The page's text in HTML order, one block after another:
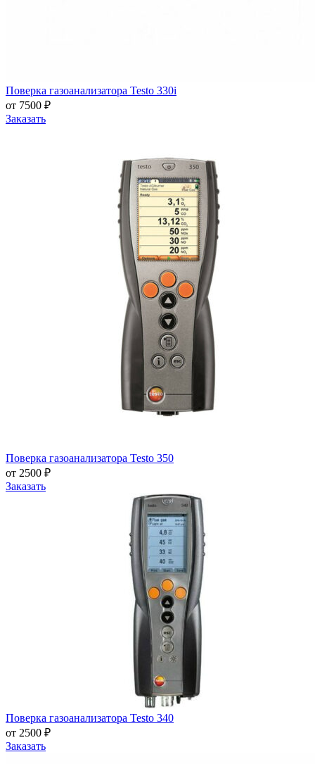
Поверка газоанализатора Testo 330i
от 7500 ₽
Заказать
Поверка газоанализатора Testo 350
от 2500 ₽
Заказать
Поверка газоанализатора Testo 340
от 2500 ₽
Заказать